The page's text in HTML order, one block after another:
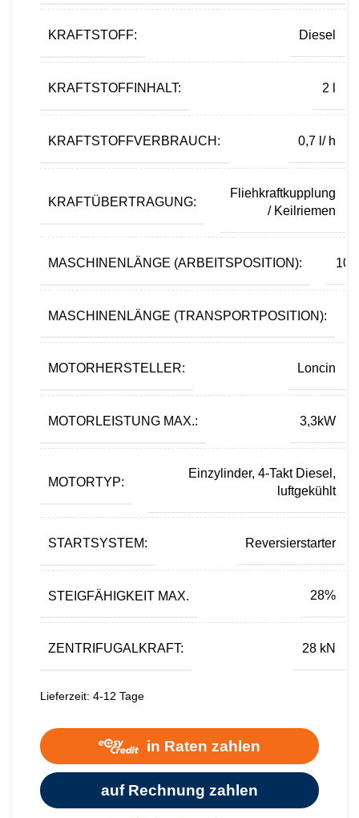
KRAFTSTOFF: Diesel
KRAFTSTOFFINHALT: 2 l
KRAFTSTOFFVERBRAUCH: 0,7 l/ h
KRAFTÜBERTRAGUNG:
Fliehkraftkupplung
/ Keilriemen
MASCHINENLÄNGE (ARBEITSPOSITION):
MASCHINENLÄNGE (TRANSPORTPOSITION):
MOTORHERSTELLER: Loncin
MOTORLEISTUNG MAX.: 3,3kW
MOTORTYP:
Einzylinder, 4-Takt Diesel,
luftgekühlt
STARTSYSTEM: Reversierstarter
STEIGFÄHIGKEIT MAX. 28%
ZENTRIFUGALKRAFT: 28 kN
Lieferzeit: 4-12 Tage